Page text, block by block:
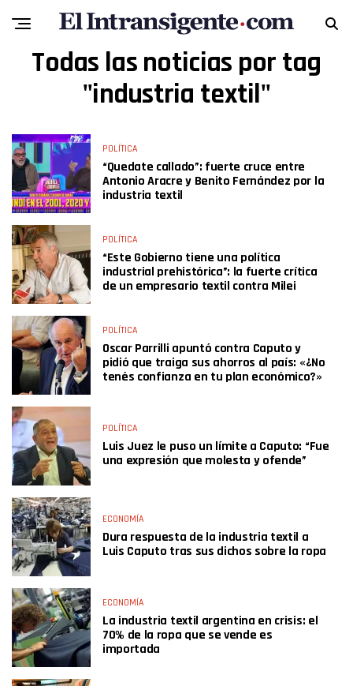
Todas las noticias por tag
"industria textil"
POLÍTICA
“Quedate callado”: fuerte cruce entre
Antonio Aracre y Benito Fernández por la
industria textil
POLÍTICA
“Este Gobierno tiene una política
industrial prehistórica”: la fuerte crítica
de un empresario textil contra Milei
POLÍTICA
Oscar Parrilli apuntó contra Caputo y
pidió que traiga sus ahorros al país: «¿No
tenés confianza en tu plan económico?»
POLÍTICA
Luis Juez le puso un límite a Caputo: “Fue
una expresión que molesta y ofende”
ECONOMÍA
Dura respuesta de la industria textil a
Luis Caputo tras sus dichos sobre la ropa
ECONOMÍA
La industria textil argentina en crisis: el
70% de la ropa que se vende es
importada